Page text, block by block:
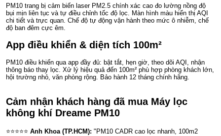
PM10 trang bị cảm biến laser PM2.5 chính xác cao đo lường nồng độ
bụi mịn liên tục và tự điều chỉnh tốc độ lọc. Màn hình màu hiển thị AQI
chi tiết và trực quan. Chế độ tự động vận hành theo mức ô nhiễm, chế
độ ban đêm cực êm.
App điều khiển & diện tích 100m²
PM10 điều khiển qua app đầy đủ: bật tắt, hẹn giờ, theo dõi AQI, nhận
thông báo thay lọc. Xử lý hiệu quả đến 100m² phù hợp phòng khách lớn,
hội trường nhỏ, văn phòng rộng. Bảo hành 12 tháng chính hãng.
Cảm nhận khách hàng đã mua Máy lọc
không khí Dreame PM10
⭐⭐⭐⭐⭐ Anh Khoa (TP.HCM): "PM10 CADR cao lọc nhanh, 100m2